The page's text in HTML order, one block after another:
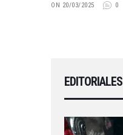
ON 20/03/2025 0
EDITORIALES